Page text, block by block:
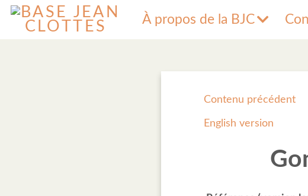
À propos de la BJC
Contenu précédent
English version